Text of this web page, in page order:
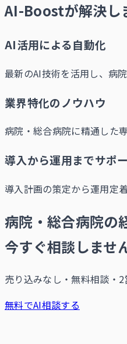
AI-Boostが解決し
AI活用による自動化
最新のAI技術を活用し、病
業界特化のノウハウ
病院・総合病院に精通した
導入から運用までサポ
導入計画の策定から運用定
病院・総合病院の
今すぐ相談しませ
売り込みなし・無料相談・
無料でAI相談する